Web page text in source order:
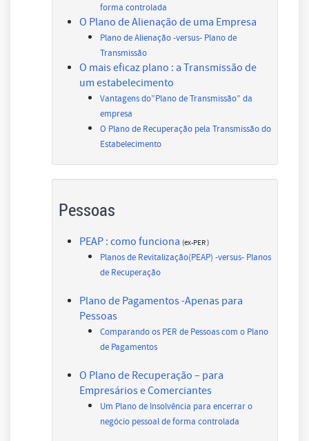
forma controlada
O Plano de Alienação de uma Empresa
Plano de Alienação -versus- Plano de
Transmissão
O mais eficaz plano : a Transmissão de
um estabelecimento
Vantagens do”Plano de Transmissão” da
empresa
O Plano de Recuperação pela Transmissão do
Estabelecimento
Pessoas
PEAP : como funciona (ex-PER )
Planos de Revitalização(PEAP) -versus- Planos
de Recuperação
Plano de Pagamentos -Apenas para
Pessoas
Comparando os PER de Pessoas com o Plano
de Pagamentos
O Plano de Recuperação – para
Empresários e Comerciantes
Um Plano de Insolvência para encerrar o
negócio pessoal de forma controlada